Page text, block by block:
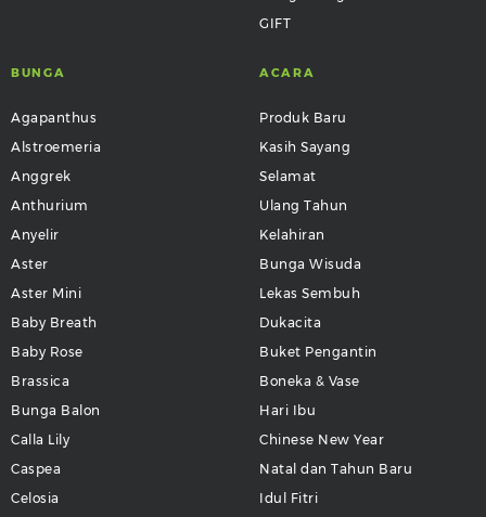
GIFT
BUNGA
Agapanthus
Alstroemeria
Anggrek
Anthurium
Anyelir
Aster
Aster Mini
Baby Breath
Baby Rose
Brassica
Bunga Balon
Calla Lily
Caspea
Celosia
ACARA
Produk Baru
Kasih Sayang
Selamat
Ulang Tahun
Kelahiran
Bunga Wisuda
Lekas Sembuh
Dukacita
Buket Pengantin
Boneka & Vase
Hari Ibu
Chinese New Year
Natal dan Tahun Baru
Idul Fitri